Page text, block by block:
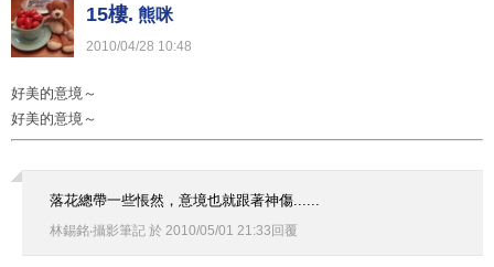
15樓. 熊咪
2010/04/28 10:48
好美的意境～
好美的意境～
落花總帶一些悵然，意境也就跟著神傷......
林錫銘‧攝影筆記 於 2010/05/01 21:33 回覆